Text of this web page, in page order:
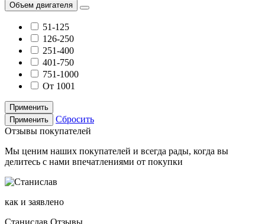
Объем двигателя
51-125
126-250
251-400
401-750
751-1000
От 1001
Применить
Применить
Сбросить
Отзывы покупателей
Мы ценим наших покупателей и всегда рады, когда вы
делитесь с нами впечатлениями от покупки
как и заявлено
Станислав Отзывы